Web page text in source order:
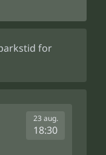
for
23 aug.
18:30